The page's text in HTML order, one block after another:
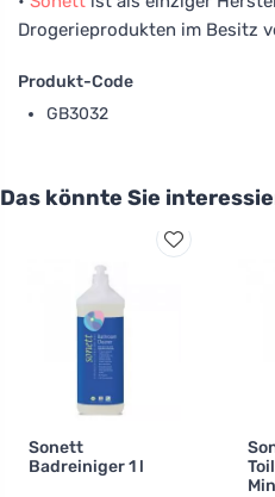
Drogerieprodukten im Besitz
Produkt-Code
GB3032
Das könnte Sie
Sonett
Badreiniger 1 l